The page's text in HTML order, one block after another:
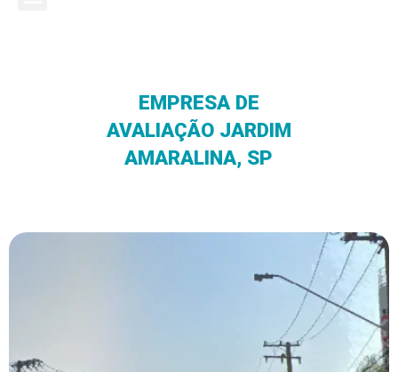
EMPRESA DE
AVALIAÇÃO JARDIM
AMARALINA, SP